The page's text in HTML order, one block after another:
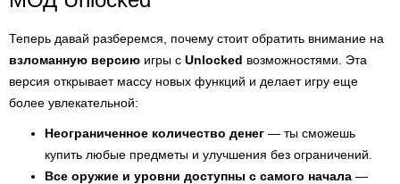
Теперь давай разберемся, почему стоит обратить внимание на
взломанную версию игры с Unlocked возможностями. Эта
версия открывает массу новых функций и делает игру еще
более увлекательной:
Неограниченное количество денег — ты сможешь
купить любые предметы и улучшения без ограничений.
Все оружие и уровни доступны с самого начала —